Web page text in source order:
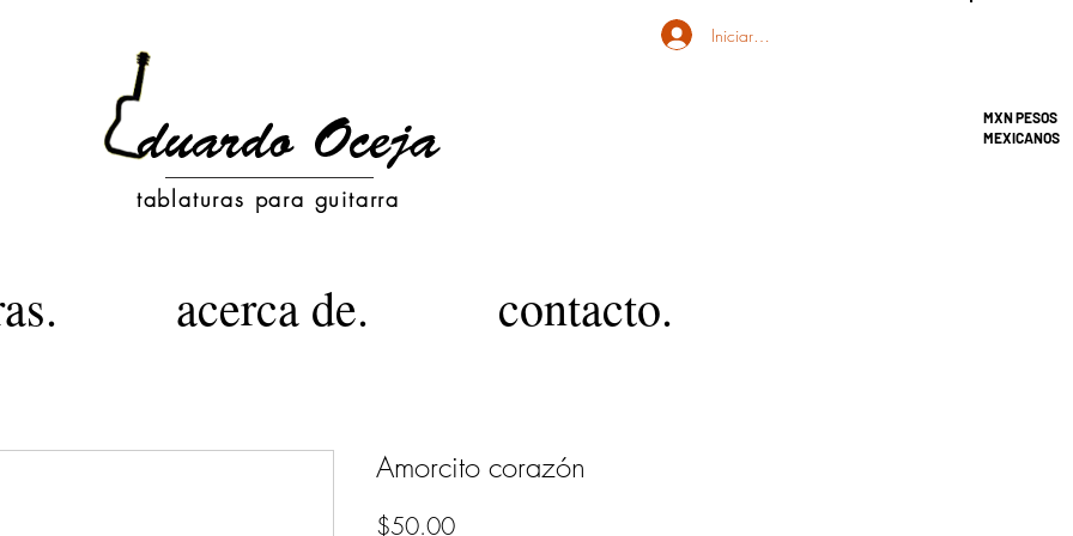
MXN PESOS
MEXICANOS
Iniciar sesión
tablaturas para guitarra
acerca de. contacto.
Amorcito corazón
$50.00Precio